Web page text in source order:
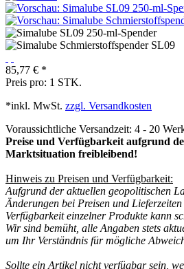
85,77 € *
Preis pro: 1 STK.
*inkl. MwSt. zzgl. Versandkosten
Voraussichtliche Versandzeit: 4 - 20
Preise und Verfügbarkeit aufgrund
Marktsituation freibleibend!
Hinweis zu Preisen und Verfügbarkeit:
Aufgrund der aktuellen geopolitischen
Änderungen bei Preisen und
Verfügbarkeit einzelner Produkte kann
Wir sind bemüht, alle Angaben stets
um Ihr Verständnis für mögliche
Sollte ein Artikel nicht verfügbar sein,